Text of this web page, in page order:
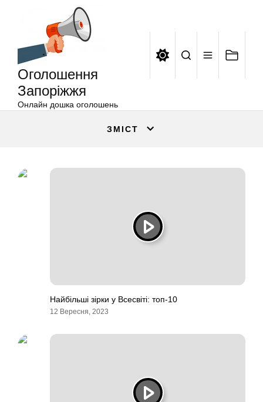
Оголошення
Запоріжжя
Онлайн дошка оголошень
ЗМІСТ
Найбільші зірки у Всесвіті: топ-10
12 Вересня, 2023